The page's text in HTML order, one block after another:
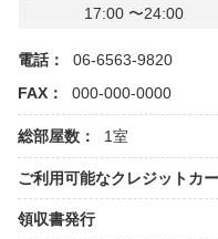
17:00 〜24:00
電話：
06-6563-9820
FAX：
000-000-0000
総部屋数： 1室
ご利用可能なクレジットカ
領収書発行